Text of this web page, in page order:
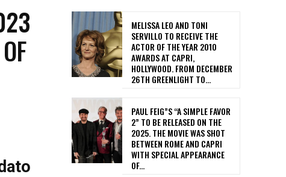
MELISSA LEO AND TONI
SERVILLO TO RECEIVE THE
ACTOR OF THE YEAR 2010
AWARDS AT CAPRI,
HOLLYWOOD. FROM DECEMBER
26TH GREENLIGHT TO...
PAUL FEIG”S “A SIMPLE FAVOR
2” TO BE RELEASED ON THE
2025. THE MOVIE WAS SHOT
BETWEEN ROME AND CAPRI
WITH SPECIAL APPEARANCE
OF...